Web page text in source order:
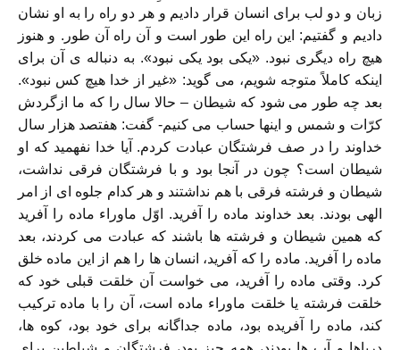
زبان و دو لب برای انسان قرار دادیم و هر دو راه را به او نشان
دادیم و گفتیم: این راه این طور است و آن راه آن طور. و هنوز
هیچ راه دیگری نبود. «یکی بود یکی نبود». به دنباله ی آن برای
اینکه کاملاً متوجه شویم، می گوید: «غیر از خدا هیچ کس نبود».
بعد چه طور می شود که شیطان – حالا سال را که ما ازگردش
کرّات و شمس و اینها حساب می کنیم- گفت: هفتصد هزار سال
خداوند را در صف فرشتگان عبادت کردم. آیا خدا نفهمید که او
شیطان است؟ چون در آنجا بود و با فرشتگان فرقی نداشت،
شیطان و فرشته فرقی با هم نداشتند و هر کدام جلوه ای از امر
الهی بودند. بعد خداوند ماده را آفرید. اوّل ماوراء ماده را آفرید
که همین شیطان و فرشته ها باشند که عبادت می کردند، بعد
ماده را آفرید. ماده را که آفرید، انسان ها را هم از این ماده خلق
کرد. وقتی ماده را آفرید، می خواست آن خلقت قبلی خود که
خلقت فرشته یا خلقت ماوراء ماده است، آن را با ماده ترکیب
کند، ماده را آفریده بود، ماده جداگانه برای خود بود، کوه ها،